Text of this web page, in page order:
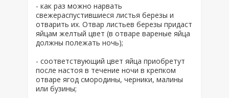
- как раз можно нарвать
свежераспустившиеся листья березы и
отварить их. Отвар листьев березы придаст
яйцам желтый цвет (в отваре вареные яйца
должны полежать ночь);
- соответствующий цвет яйца приобретут
после настоя в течение ночи в крепком
отваре ягод смородины, черники, малины
или бузины;